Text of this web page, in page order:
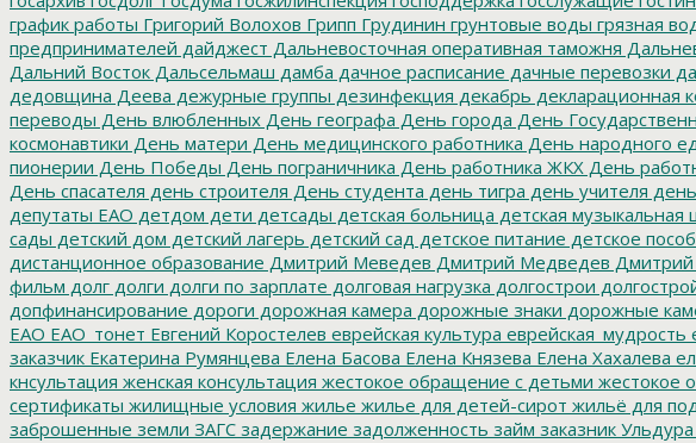
график работы Григорий Волохов Грипп Грудинин грунтовые воды грязная
предпринимателей дайджест Дальневосточная оперативная таможня
Дальний Восток Дальсельмаш дамба дачное расписание дачные перевозки
дедовщина Деева дежурные группы дезинфекция декабрь декларационная
переводы День влюбленных День географа День города День
космонавтики День матери День медицинского работника День народного
пионерии День Победы День пограничника День работника ЖКХ День
День спасателя день строителя День студента день тигра день учителя
депутаты ЕАО детдом дети детсады детская больница детская музыкальная
сады детский дом детский лагерь детский сад детское питание детское
дистанционное образование Дмитрий Меведев Дмитрий Медведев
фильм долг долги долги по зарплате долговая нагрузка долгострои
допфинансирование дороги дорожная камера дорожные знаки дорожные
ЕАО ЕАО_тонет Евгений Коростелев еврейская культура еврейская_мудрость
заказчик Екатерина Румянцева Елена Басова Елена Князева Елена Хахалева
кнсультация женская консультация жестокое обращение с детьми жестокое
сертификаты жилищные условия жилье жилье для детей-сирот жильё для
заброшенные земли ЗАГС задержание задолженность займ заказник Ульдура